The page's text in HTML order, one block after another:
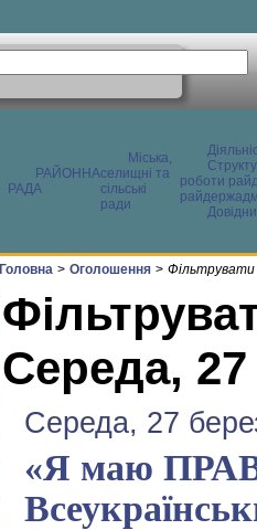
РАЙОННА
РАДА
Міська,
селищні та
сільські
ради
роботи
Головна > Оголошення >
Середа,
Середа, 27
«Я маю